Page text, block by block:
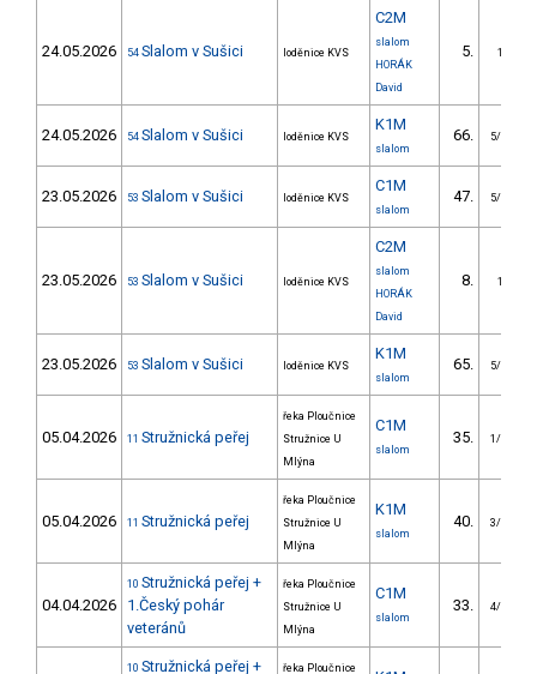
24.05.2026 54 Slalom v Sušici loděnice KVS
C2M
slalom
HORÁK
David
5. 1/V
24.05.2026 54 Slalom v Sušici loděnice KVS
K1M
slalom
66. 5/VS
23.05.2026 53 Slalom v Sušici loděnice KVS
C1M
slalom
47. 5/VS
23.05.2026 53 Slalom v Sušici loděnice KVS
C2M
slalom
HORÁK
David
8. 1/V
23.05.2026 53 Slalom v Sušici loděnice KVS
K1M
slalom
65. 5/VS
05.04.2026 11 Stružnická peřej
řeka Ploučnice
Stružnice U
Mlýna
C1M
slalom
35. 1/VS
05.04.2026 11 Stružnická peřej
řeka Ploučnice
Stružnice U
Mlýna
K1M
slalom
40. 3/VS
04.04.2026
10 Stružnická peřej +
1.Český pohár
veteránů
řeka Ploučnice
Stružnice U
Mlýna
C1M
slalom
33. 4/VS
10 Stružnická peřej +
řeka Ploučnice